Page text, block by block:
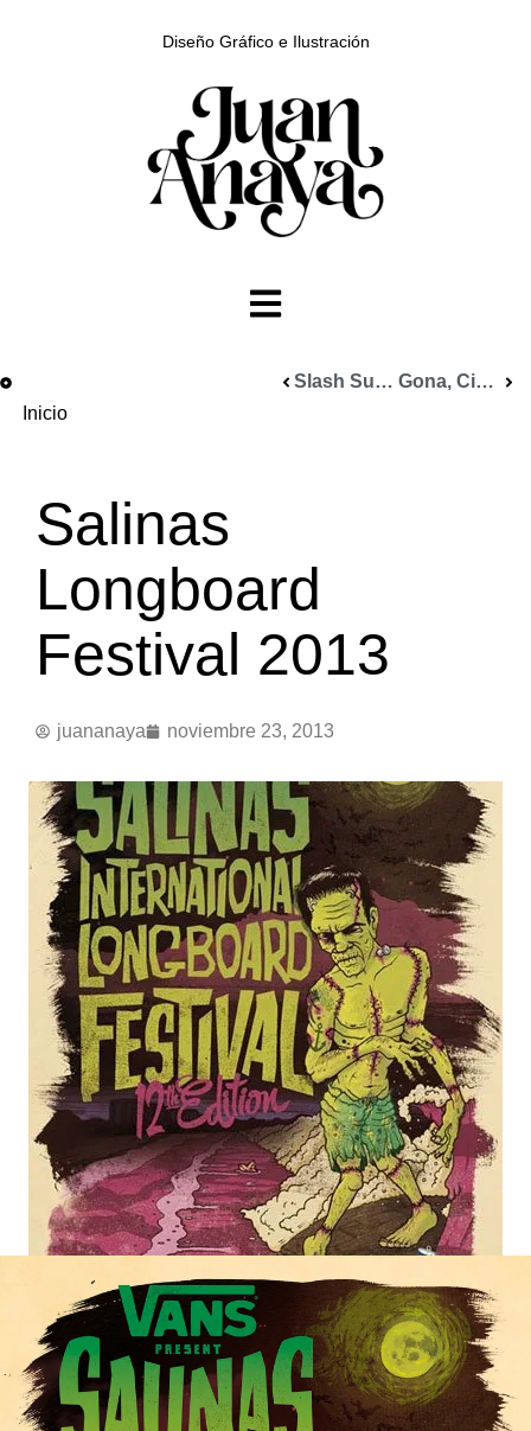
Diseño Gráfico e Ilustración
Inicio
Slash Surf School Gijón Gona, Cine y Televisión
Salinas
Longboard
Festival 2013
juananaya noviembre 23, 2013